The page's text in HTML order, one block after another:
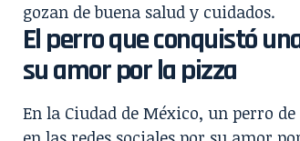
gozan de buena salud y cuidados.
El perro que conquistó
su amor por la pizza
En la Ciudad de México, un perro